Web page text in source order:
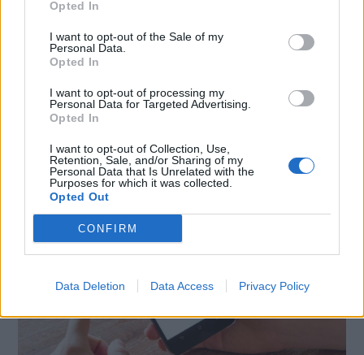
Opted In
I want to opt-out of the Sale of my
Personal Data.
Opted In
I want to opt-out of processing my
Personal Data for Targeted Advertising.
Opted In
I want to opt-out of Collection, Use,
Retention, Sale, and/or Sharing of my
Personal Data that Is Unrelated with the
Purposes for which it was collected.
Opted Out
CONFIRM
Data Deletion Data Access Privacy Policy
WhatsApp
LE MIGLIORI OFFERTE AMAZON